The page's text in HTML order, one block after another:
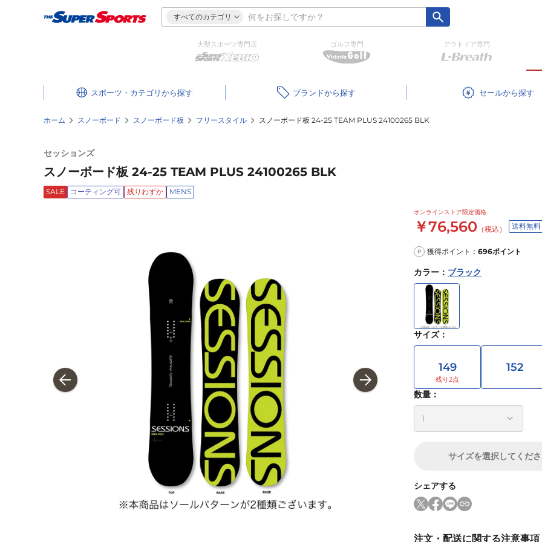
すべてのカテゴリ
大型スポーツ専門店 ゴルフ専門 アウトドア専門
スポーツ・カテゴリ ブランド セール
ホーム スノーボード スノーボード板 フリースタイル スノーボード板 24-25 TEAM PLUS 24100265 BLK
セッションズ
スノーボード板 24-25 TEAM PLUS 24100265 BLK
SALE コーティング可 残りわずか MENS
オンラインストア限定価格
￥76,560 （税込） 送料無料
P 獲得ポイント： 696ポイント
カラー ： ブラック
サイズ：
149 152
数量：
サイズを選択してくだ
シェアする
注文・配送に関する注意事項